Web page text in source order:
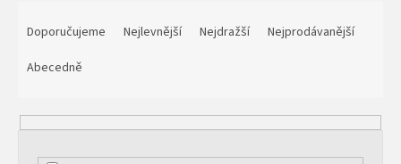
p
Doporučujeme Nejlevnější Nejdražší
Nejprodávanější
Abecedně